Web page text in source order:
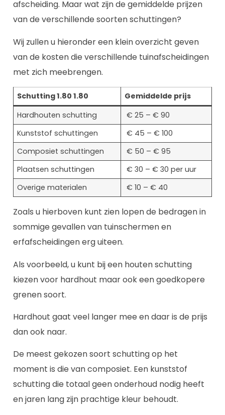
afscheiding. Maar wat zijn de gemiddelde prijzen
van de verschillende soorten schuttingen?
Wij zullen u hieronder een klein overzicht geven
van de kosten die verschillende tuinafscheidingen
met zich meebrengen.
Schutting 1.80 1.80
Gemiddelde prijs
Hardhouten schutting
€ 25 – € 90
Kunststof schuttingen
€ 45 – € 100
Composiet schuttingen
€ 50 – € 95
Plaatsen schuttingen
€ 30 – € 30 per uur
Overige materialen
€ 10 – € 40
Zoals u hierboven kunt zien lopen de bedragen in
sommige gevallen van tuinschermen en
erfafscheidingen erg uiteen.
Als voorbeeld, u kunt bij een houten schutting
kiezen voor hardhout maar ook een goedkopere
grenen soort.
Hardhout gaat veel langer mee en daar is de prijs
dan ook naar.
De meest gekozen soort schutting op het
moment is die van composiet. Een kunststof
schutting die totaal geen onderhoud nodig heeft
en jaren lang zijn prachtige kleur behoudt.